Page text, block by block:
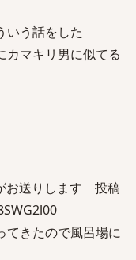
いう話をした
カマキリ男に似てる
お送りします 投稿
てきたので風呂場に